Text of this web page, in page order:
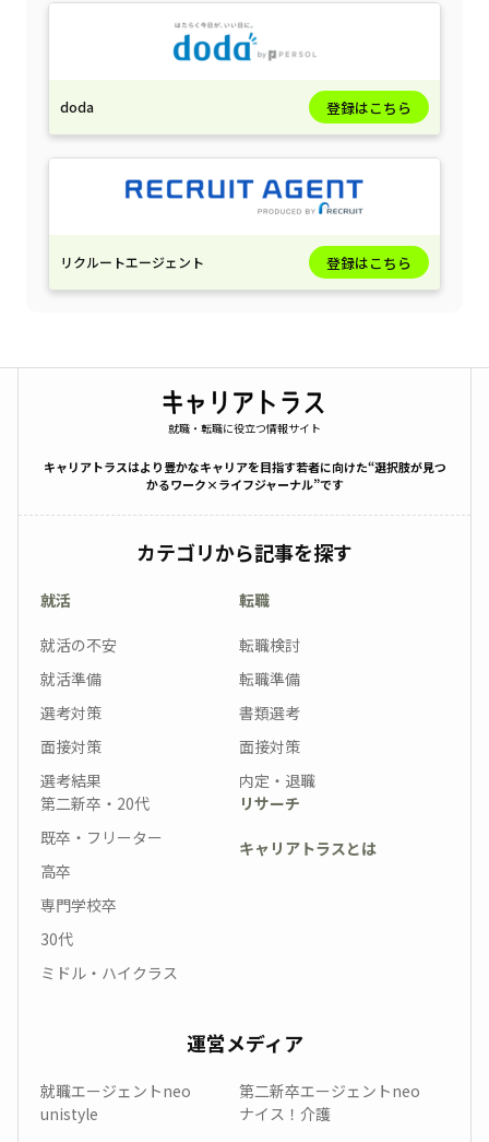
doda 登録はこちら
リクルートエージェント 登録はこちら
就職・転職に役立つ情報サイト
キャリアトラスはより豊かなキャリアを目指す若者に向けた“選択肢が見つ
かるワーク×ライフジャーナル”です
カテゴリから記事を探す
就活
就活の不安
就活準備
選考対策
面接対策
選考結果
転職
転職検討
転職準備
書類選考
面接対策
内定・退職
第二新卒・20代
既卒・フリーター
高卒
専門学校卒
30代
ミドル・ハイクラス
リサーチ
キャリアトラスとは
運営メディア
就職エージェントneo
第二新卒エージェントneo
unistyle
ナイス！介護